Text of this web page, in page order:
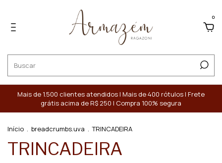
0
Mais de 1.500 clientes atendidos | Mais de 400 rótulos | Frete
grátis acima de R$ 250 | Compra 100% segura
Início . breadcrumbs.uva . TRINCADEIRA
TRINCADEIRA